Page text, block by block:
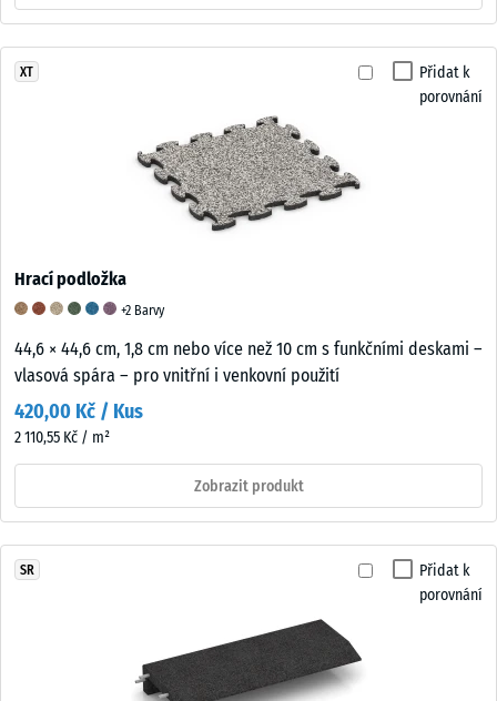
Přidat k
porovnání
XT
Hrací podložka
+2 Barvy
44,6 × 44,6 cm, 1,8 cm nebo více než 10 cm s funkčními deskami –
vlasová spára – pro vnitřní i venkovní použití
420,00 Kč / Kus
2 110,55 Kč / m²
Zobrazit produkt
Přidat k
porovnání
SR